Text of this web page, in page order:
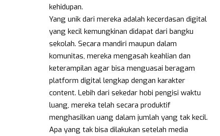
kehidupan.
Yang unik dari mereka adalah kecerdasan digital
yang kecil kemungkinan didapat dari bangku
sekolah. Secara mandiri maupun dalam
komunitas, mereka mengasah keahlian dan
keterampilan agar bisa menguasai beragam
platform digital lengkap dengan karakter
content. Lebih dari sekedar hobi pengisi waktu
luang, mereka telah secara produktif
menghasilkan uang dalam jumlah yang tak kecil.
Apa yang tak bisa dilakukan setelah media